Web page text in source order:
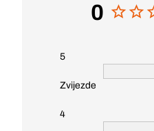
0
5
Zvijezde
4